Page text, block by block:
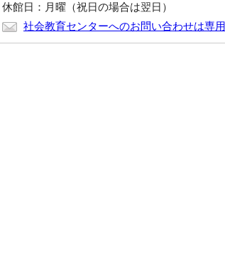
休館日：月曜（祝日の場合は翌日）
社会教育センターへのお問い合わせは専